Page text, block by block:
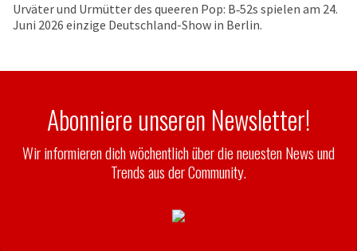
Urväter und Urmütter des queeren Pop: B‑52s spielen am 24.
Juni 2026 einzige Deutschland-Show in Berlin.
Abonniere unseren Newsletter!
Wir informieren dich wöchentlich über die neuesten News und
Trends aus der Community.